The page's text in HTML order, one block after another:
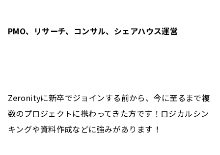
PMO、リサーチ、コンサル、シェアハウス運営
Zeronityに新卒でジョインする前から、今に至るまで複
数のプロジェクトに携わってきた方です！ロジカルシン
キングや資料作成などに強みがあります！